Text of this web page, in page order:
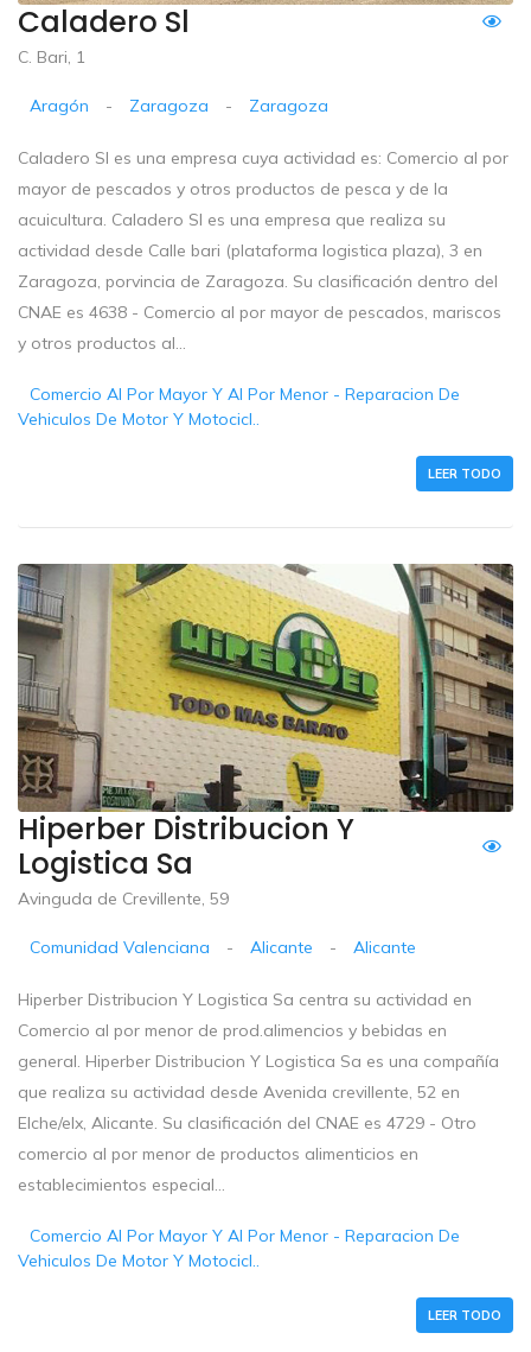
Caladero Sl
C. Bari, 1
Aragón - Zaragoza - Zaragoza
Caladero Sl es una empresa cuya actividad es: Comercio al por
mayor de pescados y otros productos de pesca y de la
acuicultura. Caladero Sl es una empresa que realiza su
actividad desde Calle bari (plataforma logistica plaza), 3 en
Zaragoza, porvincia de Zaragoza. Su clasificación dentro del
CNAE es 4638 - Comercio al por mayor de pescados, mariscos
y otros productos al...
Comercio Al Por Mayor Y Al Por Menor - Reparacion De
Vehiculos De Motor Y Motocicl..
LEER TODO
Hiperber Distribucion Y
Logistica Sa
Avinguda de Crevillente, 59
Comunidad Valenciana - Alicante - Alicante
Hiperber Distribucion Y Logistica Sa centra su actividad en
Comercio al por menor de prod.alimencios y bebidas en
general. Hiperber Distribucion Y Logistica Sa es una compañía
que realiza su actividad desde Avenida crevillente, 52 en
Elche/elx, Alicante. Su clasificación del CNAE es 4729 - Otro
comercio al por menor de productos alimenticios en
establecimientos especial...
Comercio Al Por Mayor Y Al Por Menor - Reparacion De
Vehiculos De Motor Y Motocicl..
LEER TODO